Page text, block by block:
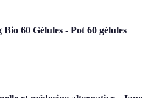
60 Gélules - Pot 60 gélules